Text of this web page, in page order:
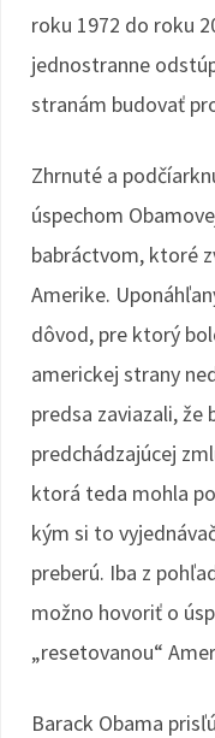
roku 1972 do roku
jednostranne
stranám budovať
Zhrnuté a
úspechom
babráctvom, ktoré
Amerike.
dôvod, pre ktorý
americkej strany
predsa zaviazali,
predchádzajúcej
ktorá teda mohla
kým si to
preberú. Iba z
možno hovoriť o
„resetovanou“
Barack Obama